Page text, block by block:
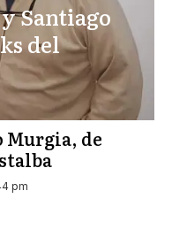
Santiago
del
Murgia, de
pm